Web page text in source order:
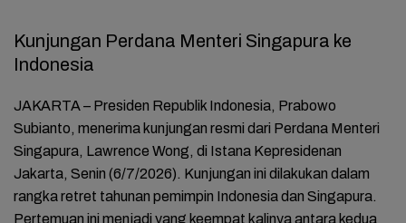
Kunjungan Perdana Menteri Singapura ke
Indonesia
JAKARTA – Presiden Republik Indonesia, Prabowo
Subianto, menerima kunjungan resmi dari Perdana Menteri
Singapura, Lawrence Wong, di Istana Kepresidenan
Jakarta, Senin (6/7/2026). Kunjungan ini dilakukan dalam
rangka retret tahunan pemimpin Indonesia dan Singapura.
Pertemuan ini menjadi yang keempat kalinya antara kedua